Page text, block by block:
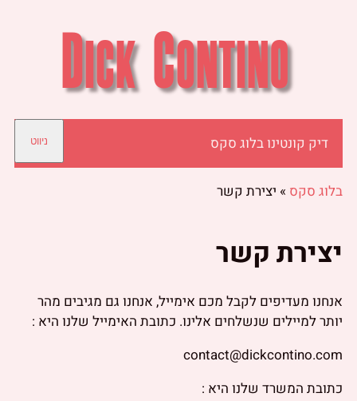
דיק קונטינו בלוג סקס ניווט
בלוג סקס » יצירת קשר
יצירת קשר
אנחנו מעדיפים לקבל מכם אימייל, אנחנו גם מגיבים מהר
יותר למיילים שנשלחים אלינו. כתובת האימייל שלנו היא :
contact@dickcontino.com
כתובת המשרד שלנו היא :